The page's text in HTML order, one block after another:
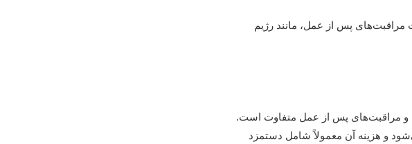
پس از عمل، مانند رژیم
و مراقبت‌های پس از عمل متفاوت است.
و هزینه آن معمولاً شامل دستمزد